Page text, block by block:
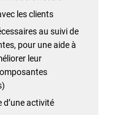
les clients
au suivi de
pour une aide à
leur
d’une activité